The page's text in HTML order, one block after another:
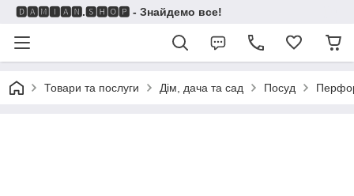
🅳🅰🅼🅸🅰🅽.🆂🅷🅾🅿 - Знайдемо все!
Товари та послуги Дім, дача та сад Посуд